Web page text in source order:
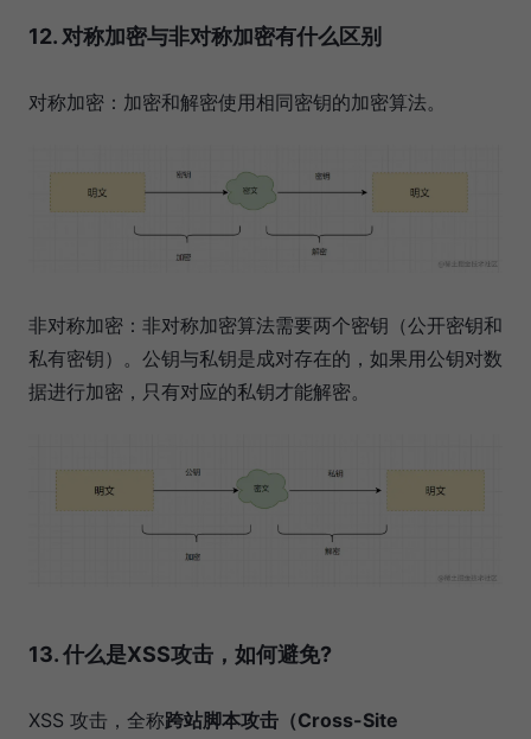
12. 对称加密与非对称加密有什么区别
对称加密：加密和解密使用相同密钥的加密算法。
非对称加密：非对称加密算法需要两个密钥（公开密钥和
私有密钥）。公钥与私钥是成对存在的，如果用公钥对数
据进行加密，只有对应的私钥才能解密。
13. 什么是XSS攻击，如何避免?
XSS 攻击，全称跨站脚本攻击（Cross-Site